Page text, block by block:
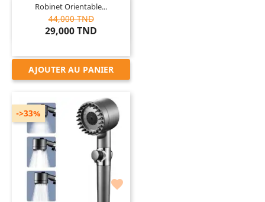
Robinet Orientable...
44,000 TND
29,000 TND
AJOUTER AU PANIER

->33%